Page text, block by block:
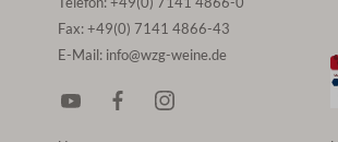
Fax: +49(0) 7141 4866-43
E-Mail: info@wzg-weine.de